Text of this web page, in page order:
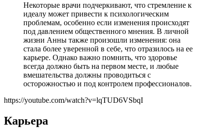
Некоторые врачи подчеркивают, что стремление к
идеалу может привести к психологическим
проблемам, особенно если изменения происходят
под давлением общественного мнения. В личной
жизни Анны также произошли изменения: она
стала более уверенной в себе, что отразилось на ее
карьере. Однако важно помнить, что здоровье
всегда должно быть на первом месте, и любые
вмешательства должны проводиться с
осторожностью и под контролем профессионалов.
https://youtube.com/watch?v=lqTUD6VSbqI
Карьера